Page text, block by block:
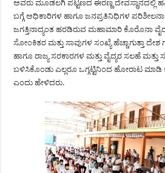
ಅವರು ಮೂಡಲಗಿ ಪಟ್ಟಣದ ಈರಣ್ಣ ದೇವಸ್ಥಾನದಲ್ಲಿ
ಬಗ್ಗೆ ಅಧಿಕಾರಿಗಳ ಹಾಗೂ ಜನಪ್ರತಿನಿಧಿಗಳ
ಜಗತ್ತಿನಾದ್ಯಂತ ಹರಡಿರುವ ಮಹಾಮಾರಿ ಕೊರೊನಾ
ಸೋಂಕಿತರ ಮತ್ತು ಸಾವುಗಳ ಸಂಖ್ಯೆ ಹೆಚ್ಚಾಗುತ್ತಾ
ಹಾಗೂ ರಾಜ್ಯ ಸರಕಾರಗಳ ಮತ್ತು ವೈದ್ಯರ ಸಲಹೆ ಮತ್ತು
ಬಳಿಸಿಕೊಂಡು ಎಲ್ಲರೂ ಒಗ್ಗಟ್ಟಿನಿಂದ ಹೋರಾಟ
ಎಂದು ಹೇಳಿದರು.